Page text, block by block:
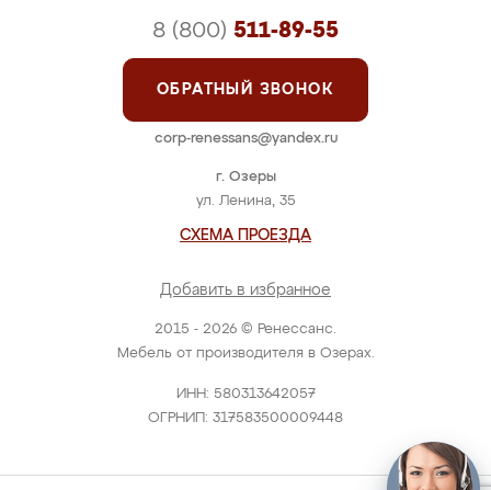
2015 - 2026 © Ренессанс.
Мебель от производителя в Озерах.
ИНН: 580313642057
ОГРНИП: 317583500009448
г. Озеры
ул. Ленина, 35
СХЕМА ПРОЕЗДА
Добавить в избранное
8 (800) 511-89-55
ОБРАТНЫЙ ЗВОНОК
corp-renessans@yandex.ru